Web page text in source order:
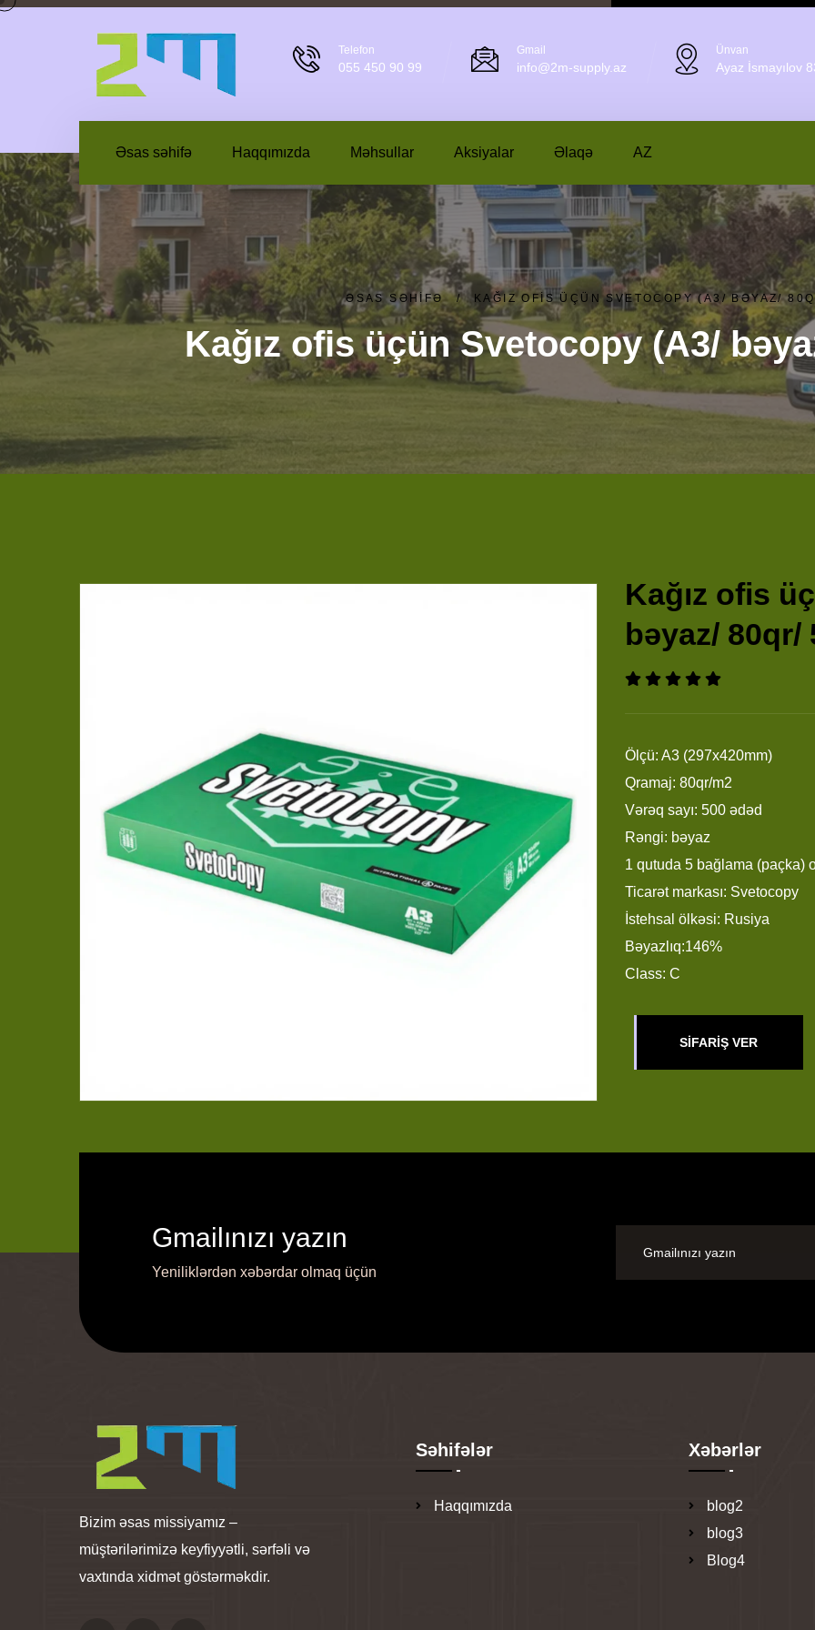
Telefon
055 450 90 99
Gmail
info@2m-supply.az
Ünvan
Ayaz İsmayılov
Əsas səhifə Haqqımızda Məhsullar Aksiyalar Əlaqə AZ
ƏSAS SƏHIFƏ / KAĞIZ OFIS ÜÇÜN SVETOCOPY (A3/ BƏYAZ/
Kağız ofis üçün Svetocopy (A3/
Kağız ofis
bəyaz/ 80qr/
Ölçü: A3 (297x420mm)
Qramaj: 80qr/m2
Vərəq sayı: 500 ədəd
Rəngi: bəyaz
1 qutuda 5 bağlama (paçka)
Ticarət markası: Svetocopy
İstehsal ölkəsi: Rusiya
Bəyazlıq:146%
Class: C
SİFARİŞ VER
Gmailınızı yazın
Yeniliklərdən xəbərdar olmaq üçün
Bizim əsas missiyamız –
müştərilərimizə keyfiyyətli, sərfəli və
vaxtında xidmət göstərməkdir.
Səhifələr
Haqqımızda
Xəbərlər
blog2
blog3
Blog4